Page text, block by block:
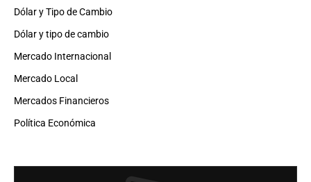
Dólar y Tipo de Cambio
Dólar y tipo de cambio
Mercado Internacional
Mercado Local
Mercados Financieros
Política Económica